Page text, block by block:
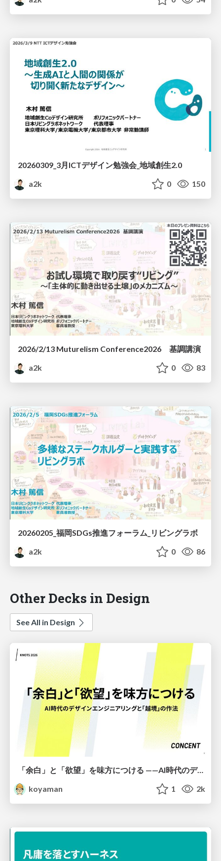
20260309_3月ICTデザイン勉強会_地域創生2.0
a2k
0 150
2026/2/13 Muturelism Conference2026 基調講演
a2k
0 83
20260205_福岡SDGs推進フォーラム_リビングラボ
a2k
0 86
Other Decks in Design
See All in Design
「余白」と「欲望」を味方につける ——AI時代のデザインエンジニアリングと「越境」の作法 #KNOTS2026
koyaman
1 2k